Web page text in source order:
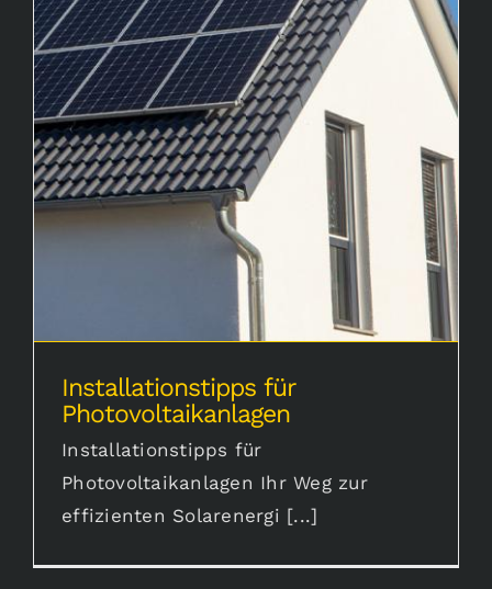
Karriere
Aktuelles
Installationstipps für Photovoltaikanlagen
Installationstipps für
Photovoltaikanlagen
Installationstipps für
Photovoltaikanlagen Ihr Weg zur
effizienten Solarenergi [...]